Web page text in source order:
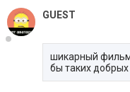
GUEST
шикарный
бы таких